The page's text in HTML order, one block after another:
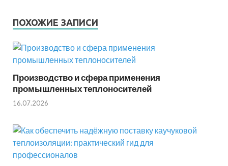
ПОХОЖИЕ ЗАПИСИ
Производство и сфера применения
промышленных теплоносителей
16.07.2026